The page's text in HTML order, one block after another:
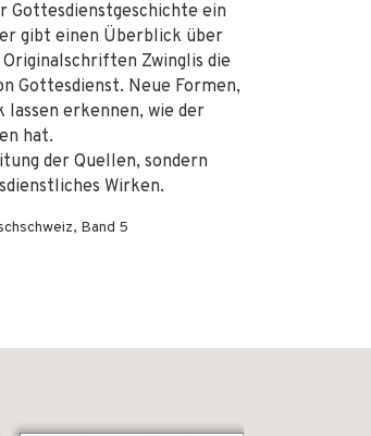
Gottesdienstgeschichte ein
gibt einen Überblick über
Zwinglis die
Gottesdienst. Neue Formen,
lassen erkennen, wie der
hat.
der Quellen, sondern
Wirken.
Band 5